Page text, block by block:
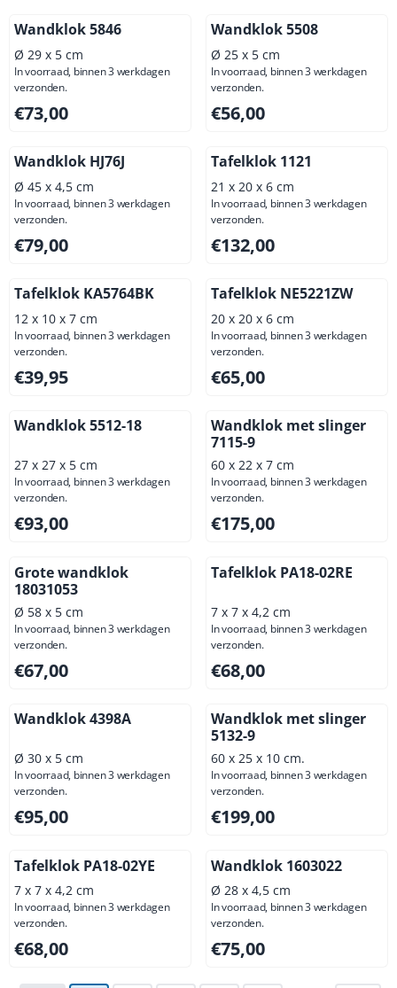
Wandklok 5846
Ø 29 x 5 cm
In voorraad, binnen 3 werkdagen
verzonden.
Prijs: 73,00, exclusief btw: 60,33
€73,00
Wandklok 5508
Ø 25 x 5 cm
In voorraad, binnen 3 werkdagen
verzonden.
Prijs: 56,00, exclusief btw:
€56,00
Wandklok HJ76J
Ø 45 x 4,5 cm
In voorraad, binnen 3 werkdagen
verzonden.
Prijs: 79,00, exclusief btw: 65,29
€79,00
Tafelklok 1121
21 x 20 x 6 cm
In voorraad, binnen 3 werkdagen
verzonden.
Prijs: 132,00, exclusief btw:
€132,00
Tafelklok KA5764BK
12 x 10 x 7 cm
In voorraad, binnen 3 werkdagen
verzonden.
Prijs: 39,95, exclusief btw: 33,02
€39,95
Tafelklok NE5221ZW
20 x 20 x 6 cm
In voorraad, binnen 3 werkdagen
verzonden.
Prijs: 65,00, exclusief btw:
€65,00
Wandklok 5512-18
27 x 27 x 5 cm
In voorraad, binnen 3 werkdagen
verzonden.
Prijs: 93,00, exclusief btw: 76,86
€93,00
Wandklok met slinger
7115-9
60 x 22 x 7 cm
In voorraad, binnen 3 werkdagen
verzonden.
Prijs: 175,00, exclusief btw:
€175,00
Grote wandklok
18031053
Ø 58 x 5 cm
In voorraad, binnen 3 werkdagen
verzonden.
Prijs: 67,00, exclusief btw: 55,37
€67,00
Tafelklok PA18-02RE
7 x 7 x 4,2 cm
In voorraad, binnen 3 werkdagen
verzonden.
Prijs: 68,00, exclusief btw:
€68,00
Wandklok 4398A
Ø 30 x 5 cm
In voorraad, binnen 3 werkdagen
verzonden.
Prijs: 95,00, exclusief btw: 78,51
€95,00
Wandklok met slinger
5132-9
60 x 25 x 10 cm.
In voorraad, binnen 3 werkdagen
verzonden.
Prijs: 199,00, exclusief btw:
€199,00
Tafelklok PA18-02YE
7 x 7 x 4,2 cm
In voorraad, binnen 3 werkdagen
verzonden.
Prijs: 68,00, exclusief btw: 56,20
€68,00
Wandklok 1603022
Ø 28 x 4,5 cm
In voorraad, binnen 3 werkdagen
verzonden.
Prijs: 75,00, exclusief btw:
€75,00